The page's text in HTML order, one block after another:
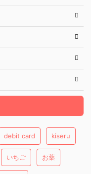
debit card kiseru
いちご お薬